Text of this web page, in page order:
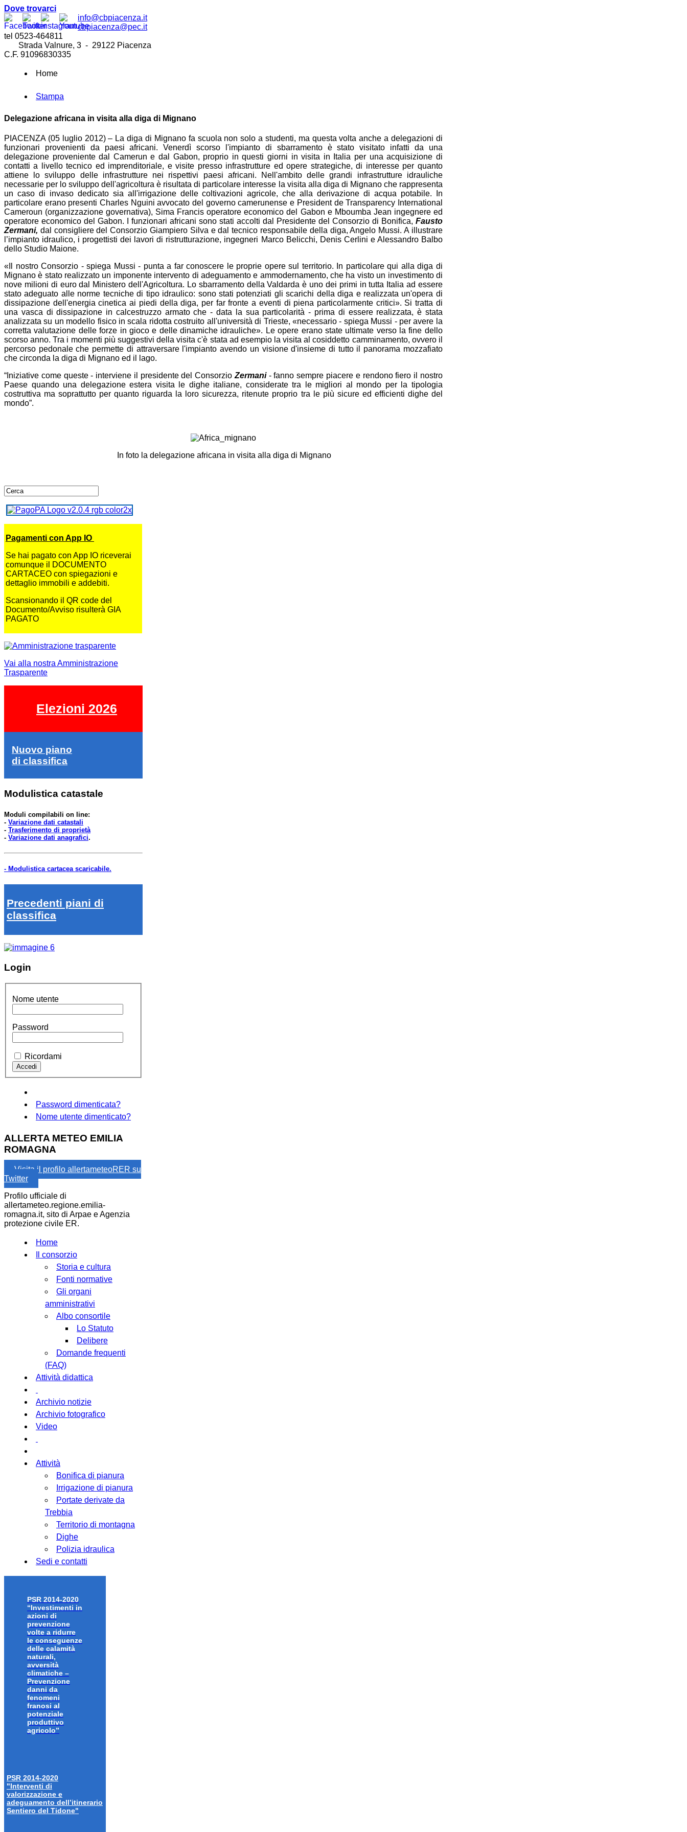
Dove trovarci
info@cbpiacenza.it
cbpiacenza@pec.it
tel 0523-464811
Strada Valnure, 3 - 29122 Piacenza
C.F. 91096830335
Home
Stampa
Delegazione africana in visita alla diga di Mignano
PIACENZA (05 luglio 2012) – La diga di Mignano fa scuola non solo a studenti, ma questa volta anche a delegazioni di
funzionari provenienti da paesi africani. Venerdì scorso l'impianto di sbarramento è stato visitato infatti da una
delegazione proveniente dal Camerun e dal Gabon, proprio in questi giorni in visita in Italia per una acquisizione di
contatti a livello tecnico ed imprenditoriale, e visite presso infrastrutture ed opere strategiche, di interesse per quanto
attiene lo sviluppo delle infrastrutture nei rispettivi paesi africani. Nell'ambito delle grandi infrastrutture idrauliche
necessarie per lo sviluppo dell'agricoltura è risultata di particolare interesse la visita alla diga di Mignano che rappresenta
un caso di invaso dedicato sia all'irrigazione delle coltivazioni agricole, che alla derivazione di acqua potabile. In
particolare erano presenti Charles Nguini avvocato del governo camerunense e President de Transparency International
Cameroun (organizzazione governativa), Sima Francis operatore economico del Gabon e Mboumba Jean ingegnere ed
operatore economico del Gabon. I funzionari africani sono stati accolti dal Presidente del Consorzio di Bonifica, Fausto
Zermani, dal consigliere del Consorzio Giampiero Silva e dal tecnico responsabile della diga, Angelo Mussi. A illustrare
l’impianto idraulico, i progettisti dei lavori di ristrutturazione, ingegneri Marco Belicchi, Denis Cerlini e Alessandro Balbo
dello Studio Maione.
«Il nostro Consorzio - spiega Mussi - punta a far conoscere le proprie opere sul territorio. In particolare qui alla diga di
Mignano è stato realizzato un imponente intervento di adeguamento e ammodernamento, che ha visto un investimento di
nove milioni di euro dal Ministero dell'Agricoltura. Lo sbarramento della Valdarda è uno dei primi in tutta Italia ad essere
stato adeguato alle norme tecniche di tipo idraulico: sono stati potenziati gli scarichi della diga e realizzata un'opera di
dissipazione dell'energia cinetica ai piedi della diga, per far fronte a eventi di piena particolarmente critici». Si tratta di
una vasca di dissipazione in calcestruzzo armato che - data la sua particolarità - prima di essere realizzata, è stata
analizzata su un modello fisico in scala ridotta costruito all'università di Trieste, «necessario - spiega Mussi - per avere la
corretta valutazione delle forze in gioco e delle dinamiche idrauliche». Le opere erano state ultimate verso la fine dello
scorso anno. Tra i momenti più suggestivi della visita c'è stata ad esempio la visita al cosiddetto camminamento, ovvero il
percorso pedonale che permette di attraversare l'impianto avendo un visione d'insieme di tutto il panorama mozzafiato
che circonda la diga di Mignano ed il lago.
“Iniziative come queste - interviene il presidente del Consorzio Zermani- fanno sempre piacere e rendono fiero il nostro
Paese quando una delegazione estera visita le dighe italiane, considerate tra le migliori al mondo per la tipologia
costruttiva ma soprattutto per quanto riguarda la loro sicurezza, ritenute proprio tra le più sicure ed efficienti dighe del
mondo”.
In foto la delegazione africana in visita alla diga di Mignano
Pagamenti con App IO
Se hai pagato con App IO riceverai
comunque il DOCUMENTO
CARTACEO con spiegazioni e
dettaglio immobili e addebiti.
Scansionando il QR code del
Documento/Avviso risulterà GIA
PAGATO
Vai alla nostra Amministrazione
Trasparente
Elezioni 2026
Nuovo piano
di classifica
Modulistica catastale
Moduli compilabili on line:
- Variazione dati catastali
- Trasferimento di proprietà
- Variazione dati anagrafici.
- Modulistica cartacea scaricabile.
Precedenti piani di
classifica
Login
Nome utente
Password
Ricordami
Password dimenticata?
Nome utente dimenticato?
ALLERTA METEO EMILIA
ROMAGNA
Visita il profilo allertameteoRER su
Twitter
Profilo ufficiale di
allertameteo.regione.emilia-
romagna.it, sito di Arpae e Agenzia
protezione civile ER.
Home
Il consorzio
Storia e cultura
Fonti normative
Gli organi
amministrativi
Albo consortile
Lo Statuto
Delibere
Domande frequenti
(FAQ)
Attività didattica
Archivio notizie
Archivio fotografico
Video
Attività
Bonifica di pianura
Irrigazione di pianura
Portate derivate da
Trebbia
Territorio di montagna
Dighe
Polizia idraulica
Sedi e contatti
PSR 2014-2020
“Investimenti in
azioni di
prevenzione
volte a ridurre
le conseguenze
delle calamità
naturali,
avversità
climatiche –
Prevenzione
danni da
fenomeni
franosi al
potenziale
produttivo
agricolo”
PSR 2014-2020
"Interventi di
valorizzazione e
adeguamento dell’itinerario
Sentiero del Tidone"